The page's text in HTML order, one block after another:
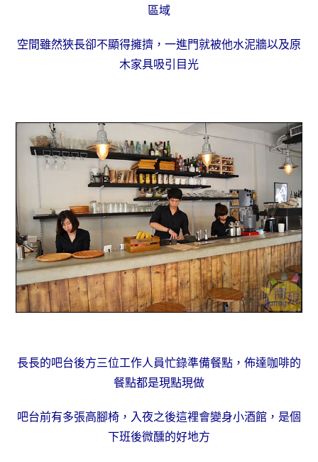
區域
空間雖然狹長卻不顯得擁擠，一進門就被他水泥牆以及原
木家具吸引目光
長長的吧台後方三位工作人員忙錄準備餐點，佈達咖啡的
餐點都是現點現做
吧台前有多張高腳椅，入夜之後這裡會變身小酒館，是個
下班後微醺的好地方